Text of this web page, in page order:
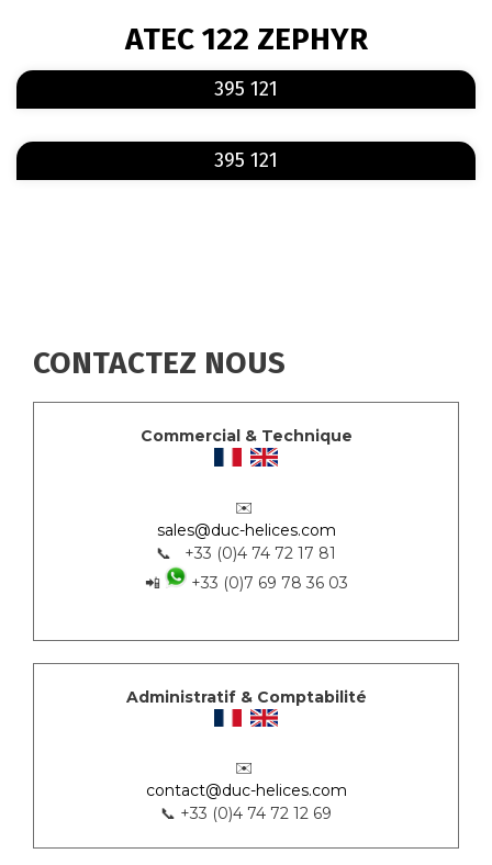
D'ARIANE
ATEC 122 ZEPHYR
395 121
395 121
CONTACTEZ NOUS
Commercial & Technique
✉️
sales@duc-helices.com
📞 +33 (0)4 74 72 17 81
📲
+33 (0)7 69 78 36 03
Administratif & Comptabilité
✉️
contact@duc-helices.com
📞 +33 (0)4 74 72 12 69